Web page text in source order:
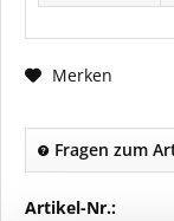
Merken
Fragen zum
Artikel-Nr.: